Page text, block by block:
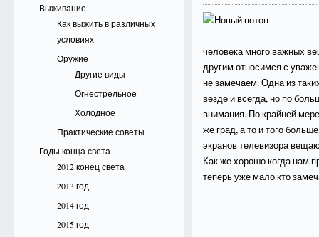
Выживание
Как выжить в различных
условиях
Оружие
Другие виды
Огнестрельное
Холодное
Практические советы
Годы конца света
2012 конец света
2013 год
2014 год
2015 год
человека много важных
другим относимся с
не замечаем. Одна из
везде и всегда, но по
внимания. По крайней
же град, а то и того
экранов телевизора
Как же хорошо когда нам
теперь уже мало кто